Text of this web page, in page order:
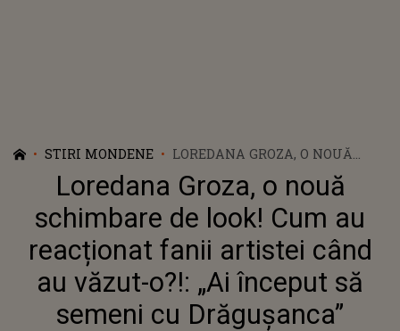
STIRI MONDENE
LOREDANA GROZA, O NOUĂ
SCHIMBARE DE LOOK! CUM AU
REACȚIONAT FANII ARTISTEI
CÂND AU VĂZUT-O?!: „AI
ÎNCEPUT SĂ SEMENI CU
DRĂGUȘANCA”
Loredana Groza, o nouă
schimbare de look! Cum au
reacționat fanii artistei când
au văzut-o?!: „Ai început să
semeni cu Drăgușanca”